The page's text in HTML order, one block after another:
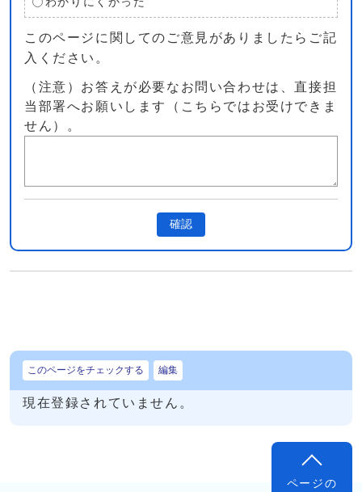
このページに関してのご意見がありましたらご記
入ください。
（注意）お答えが必要なお問い合わせは、直接担
当部署へお願いします（こちらではお受けできま
せん）。
確認
このページをチェックする 編集
現在登録されていません。
ページの